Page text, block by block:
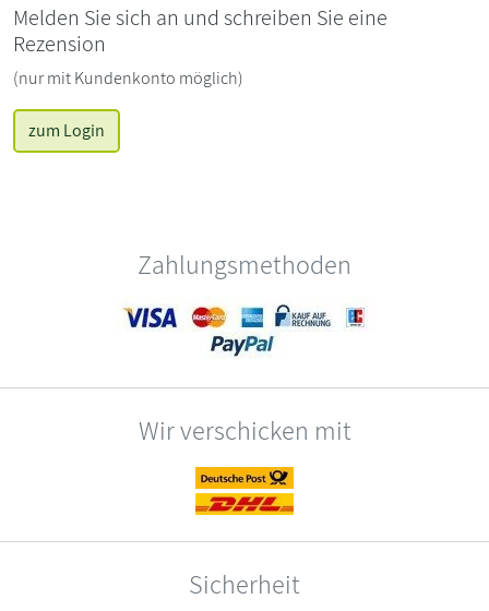
Melden Sie sich an und schreiben Sie eine
Rezension
(nur mit Kundenkonto möglich)
zum Login
Zahlungsmethoden
Wir verschicken mit
Sicherheit